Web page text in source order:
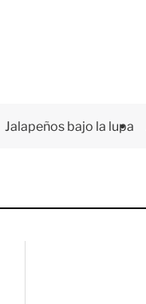
Jalapeños bajo la lupa